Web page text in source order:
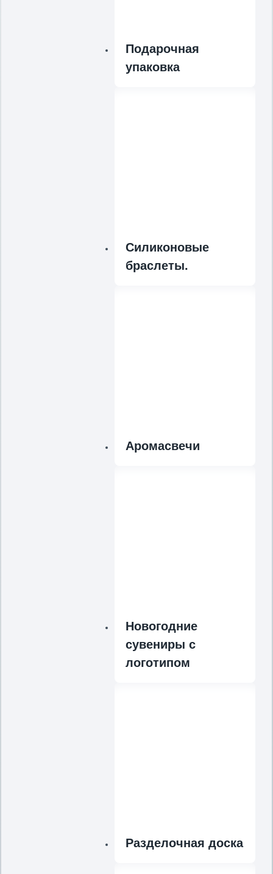
Подарочная
упаковка
Силиконовые
браслеты.
Аромасвечи
Новогодние
сувениры с
логотипом
Разделочная доска